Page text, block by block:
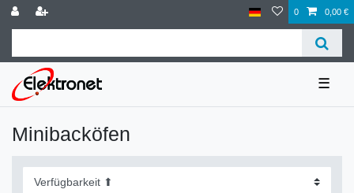
0 0,00 €
☰
Minibacköfen